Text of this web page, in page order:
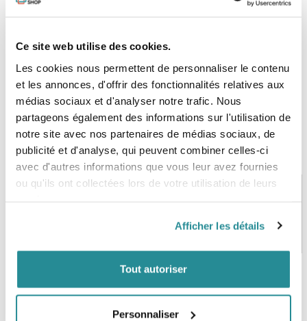
Ce site web utilise des cookies.
Les cookies nous permettent de personnaliser le contenu
et les annonces, d'offrir des fonctionnalités relatives aux
médias sociaux et d'analyser notre trafic. Nous
partageons également des informations sur l'utilisation de
notre site avec nos partenaires de médias sociaux, de
publicité et d'analyse, qui peuvent combiner celles-ci
avec d'autres informations que vous leur avez fournies
ou qu'ils ont collectées lors de votre utilisation de leurs
Afficher les détails
Tout autoriser
Personnaliser
STOCK EN TEMPS RÉEL
Une équipe de passionnés
À partir de 99€ d’achat*